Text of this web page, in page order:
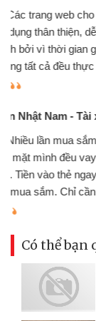
thiệu cho bạn bè
Có thể bạn